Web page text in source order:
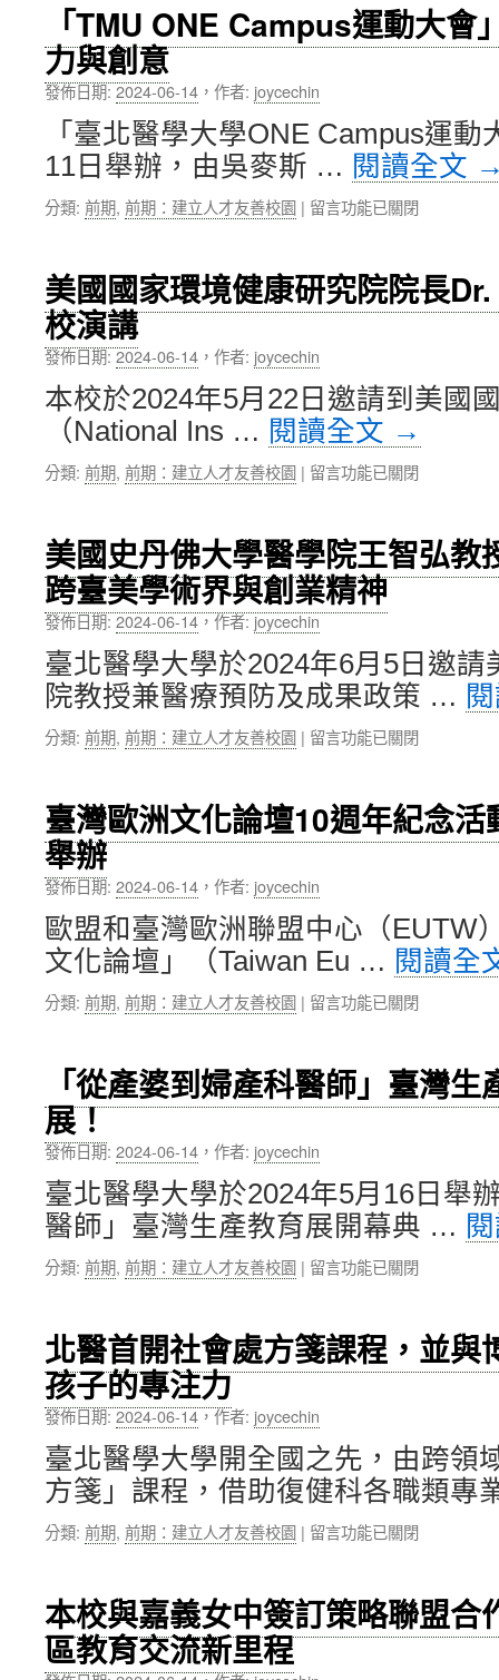
略
聯
東
北
大
學、
北
大
聯
合
研
討
會
為
例〉
112
學
度
業
「蛻」
翅〉
中
「TMU ONE Campus運動大會
力與創意
發佈日期:2024-06-14 ， 作者: joycechin
「臺北醫學大學ONE Campus運動
11日舉辦，由吳麥斯 … 閱讀全文
分類: 前期, 前期：建立人才友善校園 | 在
Campus
運
動
會」
溫
馨
登
場，
展
力
與
創
意〉
中
留言功能已關閉
美國國家環境健康研究院院長
校演講
發佈日期:2024-06-14 ， 作者: joycechin
本校於2024年5月22日邀請到美國
（National Ins … 閱讀全文 →
分類: 前期, 前期：建立人才友善校園 | 在
國
家
環
境
健
康
研
究
院
院
Rick
Woychik
蒞
演
講〉
中
留言功能已關閉
美國史丹佛大學醫學院王智弘教
跨臺美學術界與創業精神
發佈日期:2024-06-14，作者: joycechin
臺北醫學大學於2024年6月5日邀請
院教授兼醫療預防及成果政策 …
分類: 前期, 前期：建立人才友善校園 | 在
丹
佛
學
醫
學
院
智
授
蒞
校
講，
談
橫
跨
美
界
與
精
神〉
中
留言功能已關閉
臺灣歐洲文化論壇10週年紀念
舉辦
發佈日期: 2024-06-14 ， 作者: joycechin
歐盟和臺灣歐洲聯盟中心（EUTW
文化論壇」（Taiwan Eu … 閱讀全
分類: 前期, 前期：建立人才友善校園 | 在
歐
洲
文
論
壇
10
週
年
紀
動，
在
北
大
隆
重
舉
中
留言功能已關閉
「從產婆到婦產科醫師」臺灣
展！
發佈日期: 2024-06-14 ， 作者: joycechin
臺北醫學大學於2024年5月16日舉
醫師」臺灣生產教育展開幕典 …
分類: 前期, 前期：建立人才友善校園 | 在
婆
到
婦
科
醫
師」
臺
灣
生
育
展，
正
留言功能已關閉
北醫首開社會處方箋課程，並與
孩子的專注力
發佈日期:2024-06-14，作者: joycechin
臺北醫學大學開全國之先，由跨領
方箋」課程，借助復健科各職類
分類: 前期, 前期：建立人才友善校園 | 在
首
開
社
留言功能已關閉
本校與嘉義女中簽訂策略聯盟合
區教育交流新里程